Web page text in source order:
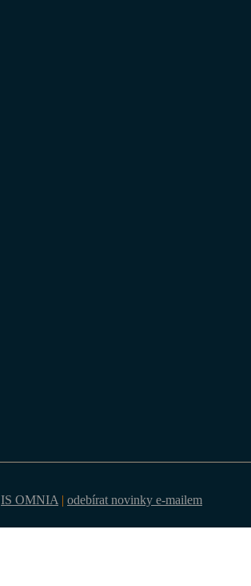
IS OMNIA | odebírat novinky e-mailem